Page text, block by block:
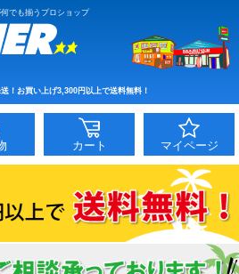
でも揃うプロショップ
！お買い上げ3,300円以上で送料無料！
カート マイページ